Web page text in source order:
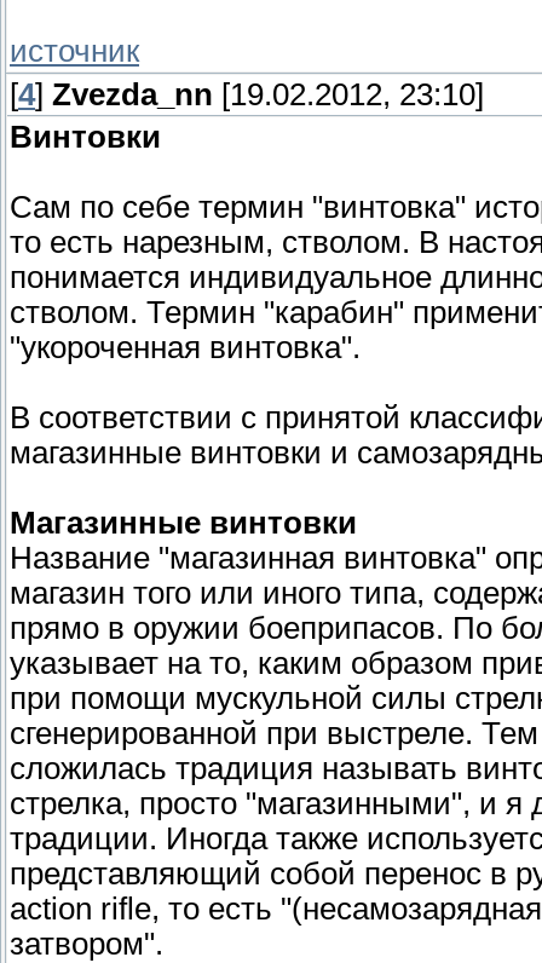
источник
[4] Zvezda_nn [19.02.2012, 23:10]
Винтовки
Сам по себе термин "винтовка"
то есть нарезным, стволом. В
понимается индивидуальное
стволом. Термин "карабин"
"укороченная винтовка".
В соответствии с принятой
магазинные винтовки и
Магазинные винтовки
Название "магазинная винтовка"
магазин того или иного типа,
прямо в оружии боеприпасов. По
указывает на то, каким образом
при помощи мускульной силы
сгенерированной при выстреле.
сложилась традиция называть
стрелка, просто "магазинными", и я
традиции. Иногда также
представляющий собой перенос в
action rifle, то есть
затвором".